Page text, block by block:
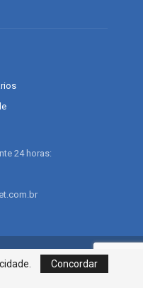
24 horas:
Fone: 79.2106.8000 - CI
Centro de Informações LTDA
Concordar